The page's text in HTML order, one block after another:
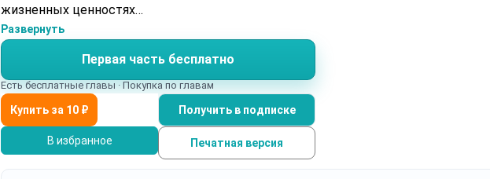
жизненных ценностях…
Развернуть
Первая часть бесплатно
Есть бесплатные главы · Покупка по главам
Получить в подписке
В избранное Печатная версия